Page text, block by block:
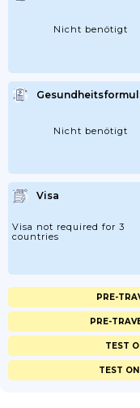
Nicht benötigt
Nicht benötigt
Visa
Visa not required for 3
countries
PRE-
PRE-
TEST
TEST